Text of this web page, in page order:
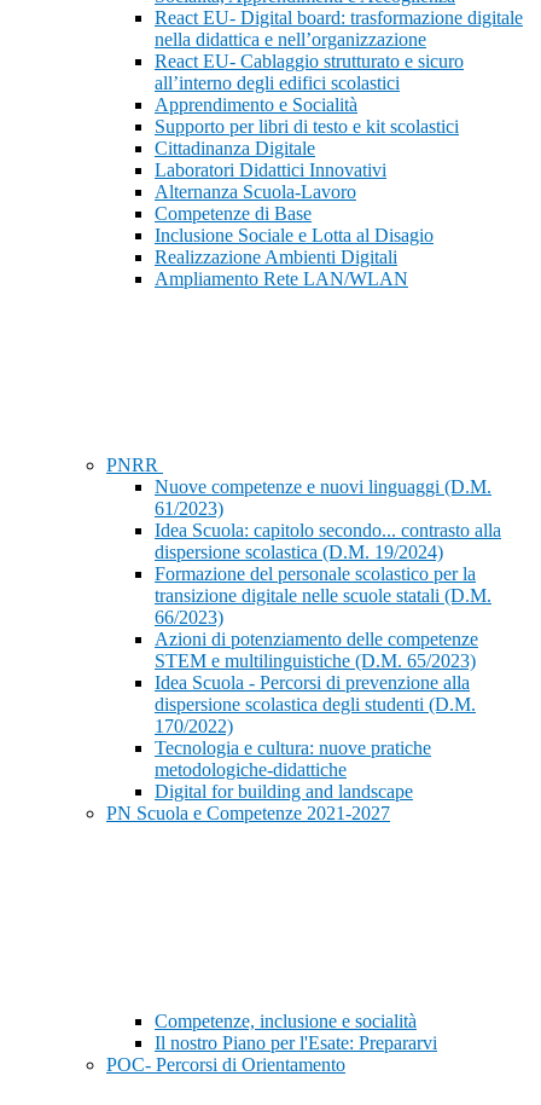
React EU- Digital board: trasformazione digitale
nella didattica e nell’organizzazione
React EU- Cablaggio strutturato e sicuro
all’interno degli edifici scolastici
Apprendimento e Socialità
Supporto per libri di testo e kit scolastici
Cittadinanza Digitale
Laboratori Didattici Innovativi
Alternanza Scuola-Lavoro
Competenze di Base
Inclusione Sociale e Lotta al Disagio
Realizzazione Ambienti Digitali
Ampliamento Rete LAN/WLAN
PNRR
Nuove competenze e nuovi linguaggi (D.M.
61/2023)
Idea Scuola: capitolo secondo... contrasto alla
dispersione scolastica (D.M. 19/2024)
Formazione del personale scolastico per la
transizione digitale nelle scuole statali (D.M.
66/2023)
Azioni di potenziamento delle competenze
STEM e multilinguistiche (D.M. 65/2023)
Idea Scuola - Percorsi di prevenzione alla
dispersione scolastica degli studenti (D.M.
170/2022)
Tecnologia e cultura: nuove pratiche
metodologiche-didattiche
Digital for building and landscape
PN Scuola e Competenze 2021-2027
Competenze, inclusione e socialità
Il nostro Piano per l'Esate: Prepararvi
POC- Percorsi di Orientamento